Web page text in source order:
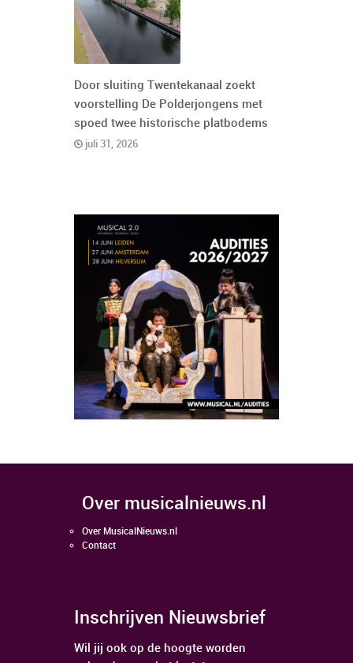
Door sluiting Twentekanaal zoekt
voorstelling De Polderjongens met
spoed twee historische platbodems
juli 31, 2026
over musicalnieuws.nl
Over MusicalNieuws.nl
Contact
Inschrijven Nieuwsbrief
Wil jij ook op de hoogte worden